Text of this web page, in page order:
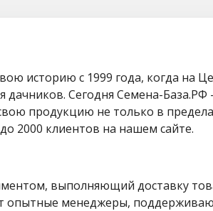
историю с 1999 года, когда
дачников. Сегодня Семена-
продукцию не только в
2000 клиентов на нашем сайте.
выполняющий доставку
опытные менеджеры,